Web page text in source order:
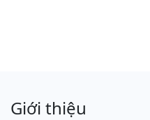
Giới thiệu